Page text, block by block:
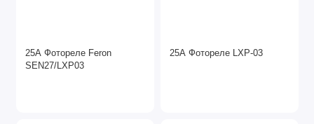
25А Фотореле Feron
SEN27/LXР03
25А Фотореле LXP-03